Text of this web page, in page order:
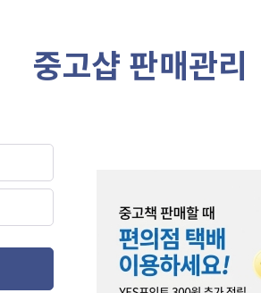
중고샵 판매관리